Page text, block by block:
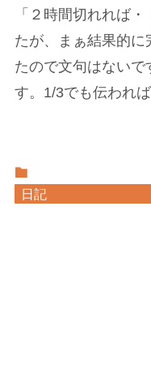
「２時間切れれば
たが、まぁ結果的
たので文句はない
す。1/3でも伝われば
日記